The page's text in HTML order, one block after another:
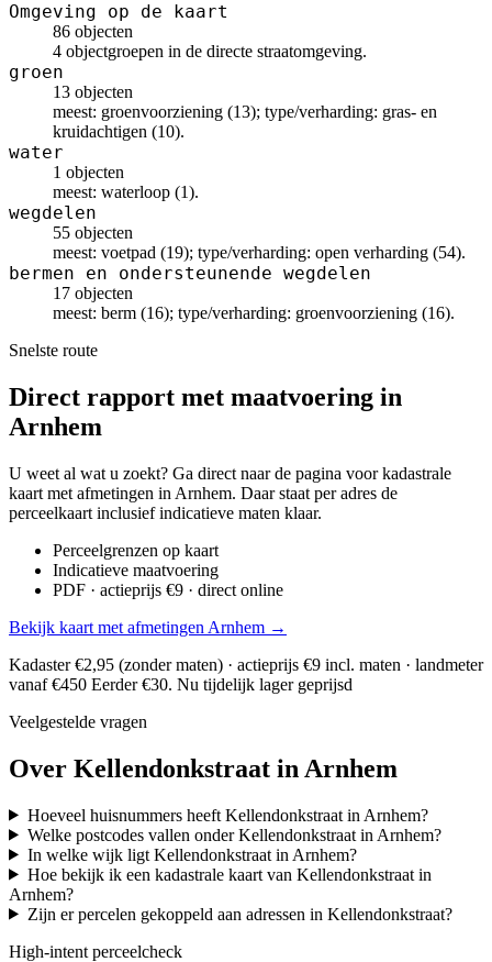
Omgeving op de kaart
86 objecten
4 objectgroepen in de directe straatomgeving.
groen
13 objecten
meest: groenvoorziening (13); type/verharding: gras- en
kruidachtigen (10).
water
1 objecten
meest: waterloop (1).
wegdelen
55 objecten
meest: voetpad (19); type/verharding: open verharding (54).
bermen en ondersteunende wegdelen
17 objecten
meest: berm (16); type/verharding: groenvoorziening (16).
Snelste route
Direct rapport met maatvoering in
Arnhem
U weet al wat u zoekt? Ga direct naar de pagina voor kadastrale
kaart met afmetingen in Arnhem. Daar staat per adres de
perceelkaart inclusief indicatieve maten klaar.
Perceelgrenzen op kaart
Indicatieve maatvoering
PDF · actieprijs €9 · direct online
Bekijk kaart met afmetingen Arnhem →
Kadaster €2,95 (zonder maten) · actieprijs €9 incl. maten · landmeter
vanaf €450 Eerder €30. Nu tijdelijk lager geprijsd
Veelgestelde vragen
Over Kellendonkstraat in Arnhem
Hoeveel huisnummers heeft Kellendonkstraat in Arnhem?
Welke postcodes vallen onder Kellendonkstraat in Arnhem?
In welke wijk ligt Kellendonkstraat in Arnhem?
Hoe bekijk ik een kadastrale kaart van Kellendonkstraat in
Arnhem?
Zijn er percelen gekoppeld aan adressen in Kellendonkstraat?
High-intent perceelcheck